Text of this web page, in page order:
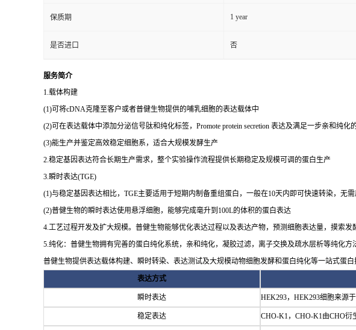
保质期 1 year
是否进口 否
服务简介
1.载体构建
(1)可将cDNA克隆至客户或者普健生物提供的哺乳细胞的表达载体中
(2)可在表达载体中添加分泌信号肽和纯化标签，Promote protein secretion 表达及满足一步亲和纯化
(3)能生产并鉴定高效稳定细胞系，适合大规模发酵生产
2.稳定基因表达符合长期生产需求，整个实验操作流程提供长期稳定及规模可调的蛋白生产
3.瞬时表达(TGE)
(1)与稳定基因表达相比，TGE主要适用于短期内制备重组蛋白，一般在10天内即可快速转染，无
(2)普健生物的瞬时表达使用悬浮细胞，能够完成毫升到100L的体积的蛋白表达
4.工艺过程开发及扩大规模。普健生物能够优化表达过程以及表达产物，预测细胞表达量，摸索
5.纯化：普健生物拥有完善的蛋白纯化系统，亲和纯化，凝胶过滤，离子交换及疏水层析等纯化
普健生物提供表达载体构建、瞬时转染、表达测试及大规模动物细胞发酵和蛋白纯化等一站式蛋白
表达方式
瞬时表达 HEK293，HEK293细胞来源
稳定表达 CHO-K1，CHO-K1由CHO